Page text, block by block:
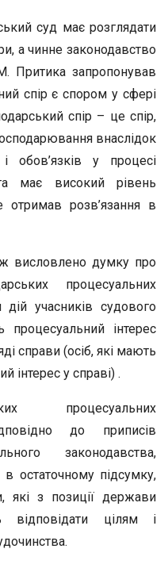
суд має розглядати
а чинне законодавство
Притика запропонував
спір є спором у сфері
спір – це спір,
внаслідок
обов’язків у процесі
та має високий рівень
отримав розв’язання в
висловлено думку про
процесуальних
дій учасників судового
процесуальний інтерес
справи (осіб, які мають
інтерес у справі) .
процесуальних
до приписів
законодавства,
остаточному підсумку,
які з позиції держави
цілям і